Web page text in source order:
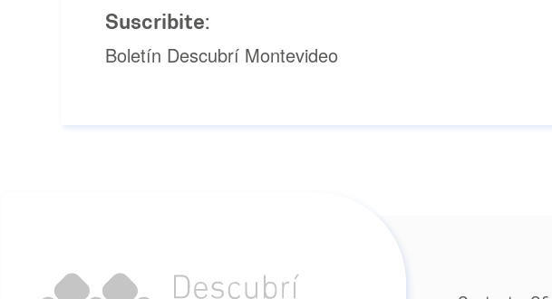
Suscribite:
Boletín Descubrí Montevideo